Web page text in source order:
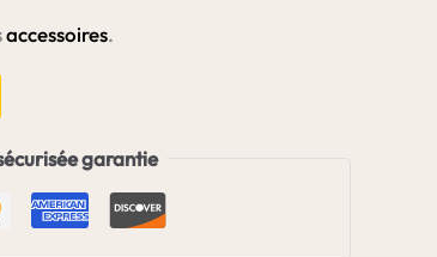
accessoires.
garantie